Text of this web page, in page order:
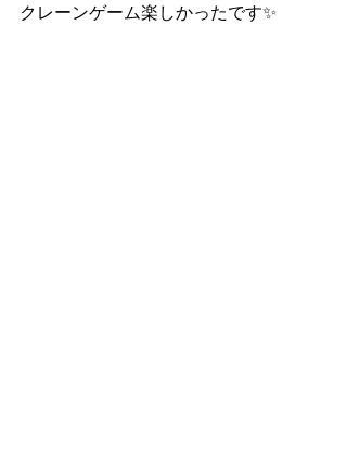
クレーンゲーム楽しかったです✨